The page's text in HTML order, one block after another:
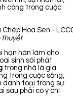
công trong cuộc
thuyết
hạn hán làm cho
sinh sôi phát
trong nhà là gia
trong cuộc sống,
danh toại trong sự
sau phải có ý chí